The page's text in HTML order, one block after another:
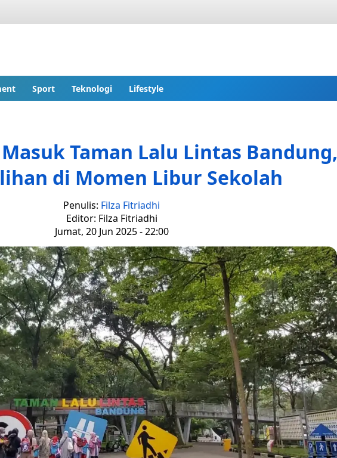
Sport Teknologi Lifestyle
Taman Lalu Lintas Bandung,
di Momen Libur Sekolah
Penulis: Filza Fitriadhi
Editor: Filza Fitriadhi
Jumat, 20 Jun 2025 - 22:00